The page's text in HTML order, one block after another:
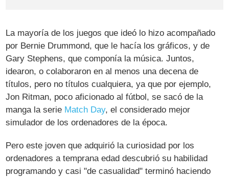
La mayoría de los juegos que ideó lo hizo acompañado
por Bernie Drummond, que le hacía los gráficos, y de
Gary Stephens, que componía la música. Juntos,
idearon, o colaboraron en al menos una decena de
títulos, pero no títulos cualquiera, ya que por ejemplo,
Jon Ritman, poco aficionado al fútbol, se sacó de la
manga la serie Match Day, el considerado mejor
simulador de los ordenadores de la época.
Pero este joven que adquirió la curiosidad por los
ordenadores a temprana edad descubrió su habilidad
programando y casi "de casualidad" terminó haciendo